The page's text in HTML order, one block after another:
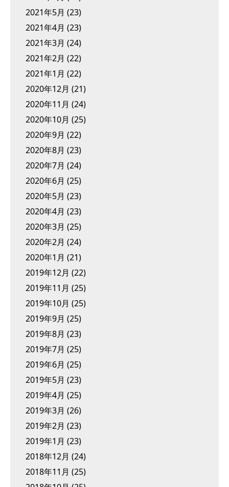
2021年5月 (23)
2021年4月 (23)
2021年3月 (24)
2021年2月 (22)
2021年1月 (22)
2020年12月 (21)
2020年11月 (24)
2020年10月 (25)
2020年9月 (22)
2020年8月 (23)
2020年7月 (24)
2020年6月 (25)
2020年5月 (23)
2020年4月 (23)
2020年3月 (25)
2020年2月 (24)
2020年1月 (21)
2019年12月 (22)
2019年11月 (25)
2019年10月 (25)
2019年9月 (25)
2019年8月 (23)
2019年7月 (25)
2019年6月 (25)
2019年5月 (23)
2019年4月 (25)
2019年3月 (26)
2019年2月 (23)
2019年1月 (23)
2018年12月 (24)
2018年11月 (25)